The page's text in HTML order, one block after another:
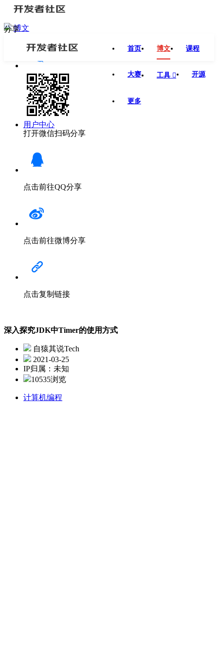
博文
首页 博文 课程
大赛 工具  开源
更多
用户中心
分享
打开微信扫码分享
点击前往QQ分享
点击前往微博分享
点击复制链接
深入探究JDK中Timer的使用方式
自猿其说Tech
2021-03-25
IP归属：未知
10535浏览
计算机编程